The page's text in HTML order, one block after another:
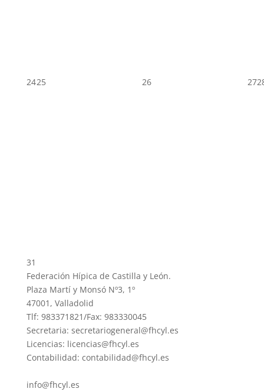
2425 26 27
31
Federación Hípica de Castilla y León.
Plaza Martí y Monsó Nº3, 1º
47001, Valladolid
Tlf: 983371821/Fax: 983330045
Secretaria: secretariogeneral@fhcyl.es
Licencias: licencias@fhcyl.es
Contabilidad: contabilidad@fhcyl.es
info@fhcyl.es